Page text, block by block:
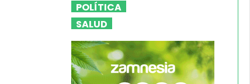
POLÍTICA
SALUD